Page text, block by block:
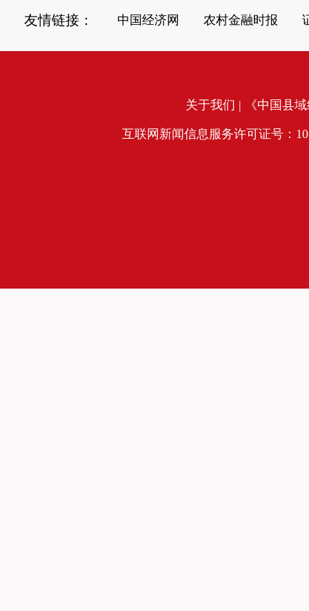
友情链接： 中国经济网 农村金融时报
关于我们 | 《中国县
互联网新闻信息服务许可证号：